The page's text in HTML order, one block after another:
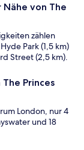
von The
zählen
Park (1,5 km)
Street (2,5 km).
Princes
London, nur 4
und 18